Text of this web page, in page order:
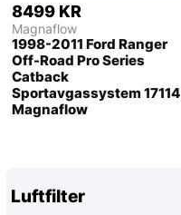
8499 KR
Magnaflow
1998-2011 Ford Ranger
Off-Road Pro Series
Catback
Sportavgassystem 17114
Magnaflow
Luftfilter